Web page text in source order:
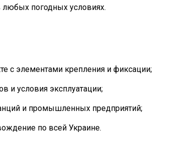
погодных условиях.
с элементами крепления и фиксации;
и условия эксплуатации;
и промышленных предприятий;
по всей Украине.